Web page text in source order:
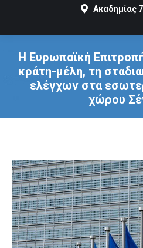
Ακαδημίας
Η Ευρωπαϊκή
κράτη-μέλη, τη
ελέγχων στα
χώρου